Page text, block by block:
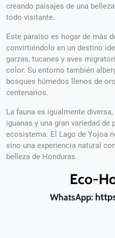
creando paisajes de una
todo visitante.
Este paraíso es hogar de más
convirtiéndolo en un destino
garzas, tucanes y aves
color. Su entorno también
bosques húmedos llenos de
centenarios.
La fauna es igualmente
iguanas y una gran variedad de
ecosistema. El Lago de Yojoa
sino una experiencia natural
belleza de Honduras.
Eco-
WhatsApp: